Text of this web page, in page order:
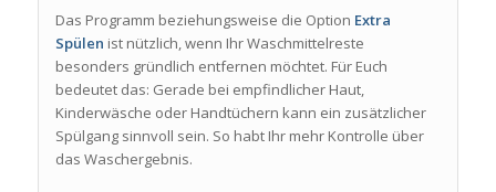
Das Programm beziehungsweise die Option Extra
Spülen ist nützlich, wenn Ihr Waschmittelreste
besonders gründlich entfernen möchtet. Für Euch
bedeutet das: Gerade bei empfindlicher Haut,
Kinderwäsche oder Handtüchern kann ein zusätzlicher
Spülgang sinnvoll sein. So habt Ihr mehr Kontrolle über
das Waschergebnis.